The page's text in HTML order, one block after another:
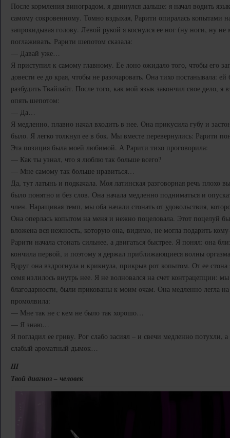
После кормления виноградом, я двинулся дальше: я начал водить
самому сокровенному. Томно вздыхая, Рарити опиралась копытами
запрокидывая голову. Левой рукой я коснулся ее ног (ну ноги, ну
поглаживать. Рарити шепотом сказала:
— Давай уже…
Я приступил к самому главному. Ее лоно ожидало того, чтобы его
довести ее до края, чтобы не разочаровать. Она тихо постанывала:
разбудить Твайлайт. После того, как мой язык закончил свое дело, я
опять шепотом:
— Да…
Я медленно, плавно начал входить в нее. Она прикусила губу и
было. Я легко толкнул ее в бок. Мы вместе перевернулись: Рарити
Эта позиция была моей любимой. А Рарити тихо проговорила:
— Как ты узнал, что я люблю так больше всего?
— Мне самому так больше нравиться…
Да, тут латынь и подкачала. Моя латинская разговорная речь плохо
было понятно и без слов. Она начала медленно подниматься и
член. Наращивая темп, мы оба начали стонать от удовольствия,
Она оперлась копытом на меня и нежно поцеловала. Этот поцелуй
вложена вся нежность, которую она, видимо, не могла подарить
Рарити начала стонать сильнее, а двигаться быстрее. Я понял: она
кончила первой, и поэтому я держал приближающиеся волны
Вдруг она вздрогнула и крикнула, прикрыв рот копытом. От ее
семя излилось внутрь нее. Я не волновался на счет контрацепции:
благодарности, были прикованы к моим очам. Она медленно легла
промолвила:
— Мне так не с кем не было так хорошо…
— Я знаю…
Я погладил ее гриву. Рог слабо засиял – и свечи медленно потухли, а
слабый ароматный дымок…
III
Твой диагноз – человек